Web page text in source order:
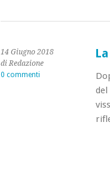
14 Giugno 2018
di Redazione
0 commenti
del